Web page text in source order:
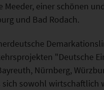
Meeder, einer schönen
und Bad Rodach.
"Deutsche
Nürnberg,
sowohl wirtschaftlich